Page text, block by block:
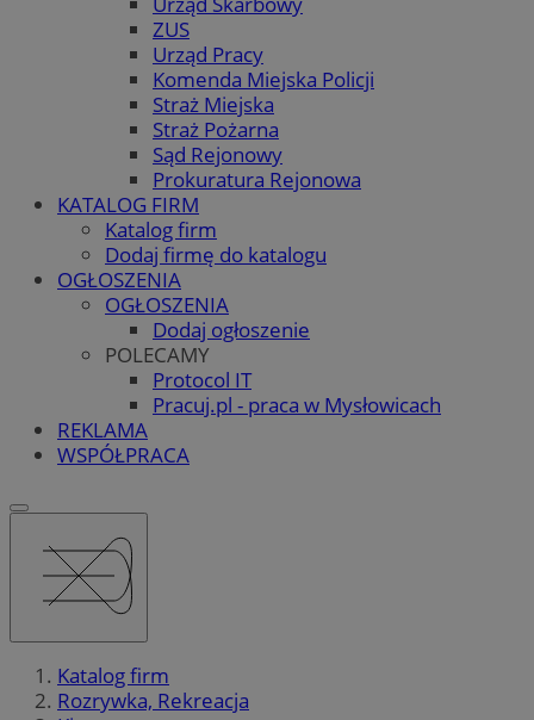
ZUS
Urząd Pracy
Komenda Miejska Policji
Straż Miejska
Straż Pożarna
Sąd Rejonowy
Prokuratura Rejonowa
KATALOG FIRM
Katalog firm
Dodaj firmę do katalogu
OGŁOSZENIA
OGŁOSZENIA
Dodaj ogłoszenie
POLECAMY
Protocol IT
Pracuj.pl - praca w Mysłowicach
REKLAMA
WSPÓŁPRACA
Katalog firm
Rozrywka, Rekreacja